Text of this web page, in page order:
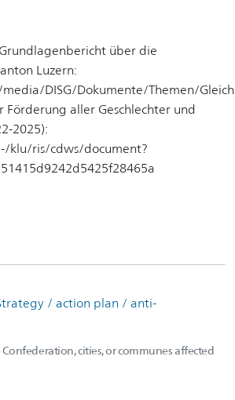
über die
Luzern:
DISG/Dokumente/Themen/
Förderung aller Geschlechter und
2025):
klu/ris/cdws/document?
/ action plan / anti-
cities, or communes affected